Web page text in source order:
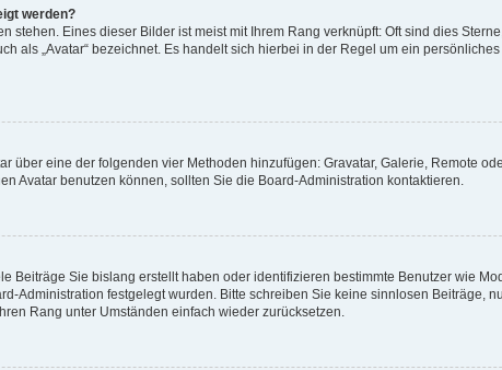
werden?
stehen. Eines dieser Bilder ist meist mit Ihrem Rang verknüpft: Oft sind dies
als „Avatar“ bezeichnet. Es handelt sich hierbei in der Regel um ein
über eine der folgenden vier Methoden hinzufügen: Gravatar, Galerie, Remote
Avatar benutzen können, sollten Sie die Board-Administration kontaktieren.
Beiträge Sie bislang erstellt haben oder identifizieren bestimmte Benutzer wie
Administration festgelegt wurden. Bitte schreiben Sie keine sinnlosen Beiträge,
Rang unter Umständen einfach wieder zurücksetzen.